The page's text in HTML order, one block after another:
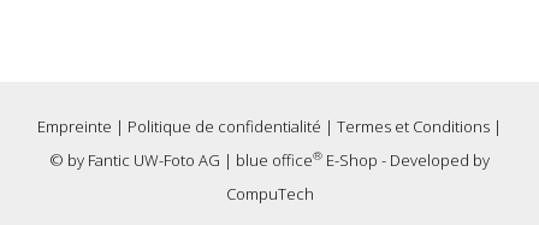
Empreinte | Politique de confidentialité | Termes et Conditions |
© by Fantic UW-Foto AG | blue office® E-Shop - Developed by
CompuTech